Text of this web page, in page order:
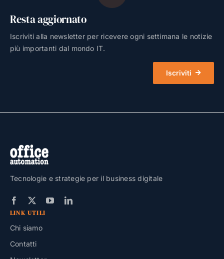
Resta aggiornato
Iscriviti alla newsletter per ricevere ogni settimana le notizie
più importanti dal mondo IT.
Iscriviti
Tecnologie e strategie per il business digitale
LINK UTILI
Chi siamo
Contatti